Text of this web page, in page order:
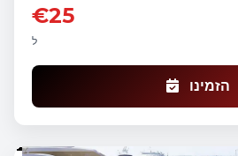
€25
ל
הזמינו